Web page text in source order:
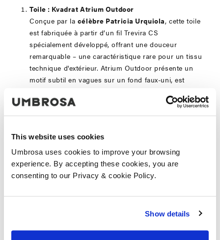
This website uses cookies
Umbrosa uses cookies to improve your browsing
experience. By accepting these cookies, you are
consenting to our Privacy & cookie Policy.
Show details
Toile : Kvadrat Atrium Outdoor
Conçue par la célèbre Patricia Urquiola, cette toile
est fabriquée à partir d’un fil Trevira CS
spécialement développé, offrant une douceur
remarquable – une caractéristique rare pour un tissu
technique d'extérieur. Atrium Outdoor présente un
motif subtil en vagues sur un fond faux-uni, est
Il offre également une résistance exceptionnelle au
Un revêtement innovant qui révèle des teintes vertes
et bleues en fonction de la lumière du soleil, créant
un jeu de couleurs fascinant et évolutif.
Base : Pierre de lave en Beryl Green
Le système Versa permet une ouverture, une